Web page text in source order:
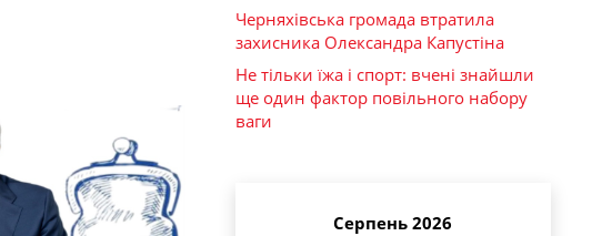
Черняхівська громада втратила
захисника Олександра Капустіна
Не тільки їжа і спорт: вчені знайшли
ще один фактор повільного набору
ваги
Серпень 2026